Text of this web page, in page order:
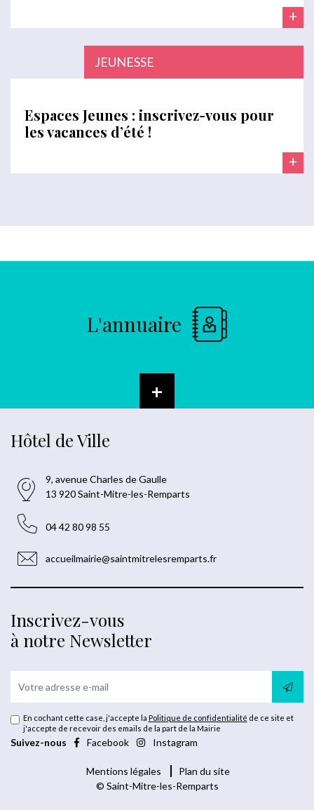
+
JEUNESSE
Espaces Jeunes : inscrivez-vous pour
les vacances d’été !
+
L'annuaire
+
Hôtel de Ville
9, avenue Charles de Gaulle
13 920 Saint-Mitre-les-Remparts
04 42 80 98 55
accueilmairie@saintmitrelesremparts.fr
Inscrivez-vous
à notre Newsletter
En cochant cette case, j'accepte la Politique de confidentialité de ce site et
j'accepte de recevoir des emails de la part de la Mairie
Suivez-nous Facebook Instagram
Mentions légales
Plan du site
© Saint-Mitre-les-Remparts